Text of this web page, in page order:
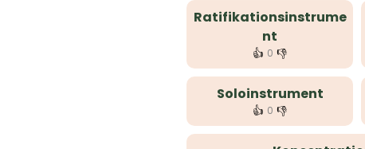
Ratifikationsinstrume
nt
👍 0 👎
Soloinstrument
👍 0 👎